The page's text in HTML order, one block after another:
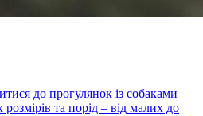
до прогулянок із собаками
та порід – від малих до